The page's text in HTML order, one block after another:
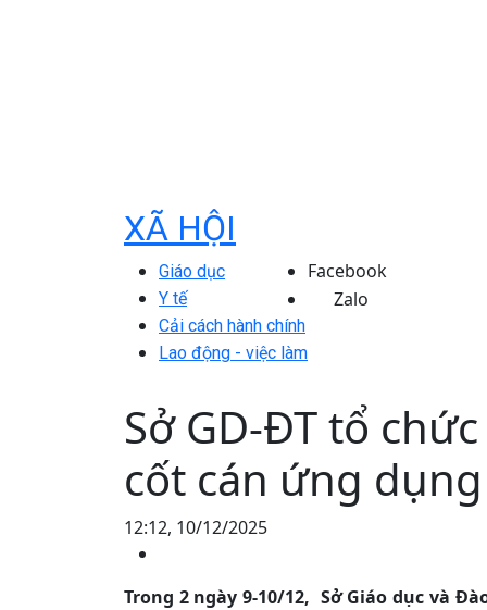
XÃ HỘI
Giáo dục
Y tế
Cải cách hành chính
Lao động - việc làm
Facebook
Zalo
Sở GD-ĐT tổ
cốt cán ứng
12:12, 10/12/2025
Trong 2 ngày 9-10/12, Sở Giáo dục và